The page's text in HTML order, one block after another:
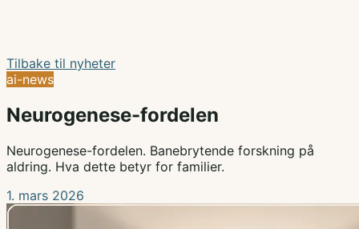
Tilbake til nyheter
ai-news
Neurogenese-fordelen
Neurogenese-fordelen. Banebrytende forskning på
aldring. Hva dette betyr for familier.
1. mars 2026